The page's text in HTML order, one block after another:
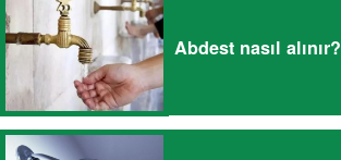
Abdest nasıl alınır?